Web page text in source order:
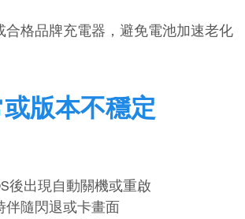
合格品牌充電器，避免電池加速老化
版本不穩定
後出現自動關機或重啟
伴隨閃退或卡畫面